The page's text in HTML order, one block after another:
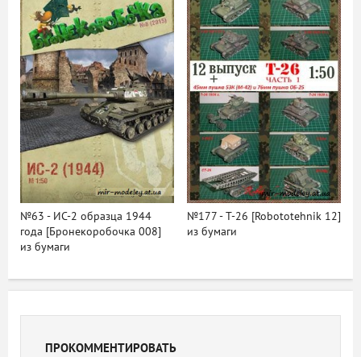
№63 - ИС-2 образца 1944
года [Бронекоробочка 008]
из бумаги
№177 - T-26 [Robototehnik 12]
из бумаги
ПРОКОММЕНТИРОВАТЬ